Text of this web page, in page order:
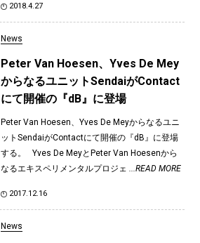
2018.4.27
News
Peter Van Hoesen、Yves De Mey
からなるユニットSendaiがContact
にて開催の『dB』に登場
Peter Van Hoesen、Yves De Meyからなるユニ
ットSendaiがContactにて開催の『dB』に登場
する。 Yves De MeyとPeter Van Hoesenから
なるエキスペリメンタルプロジェ
...READ MORE
2017.12.16
News